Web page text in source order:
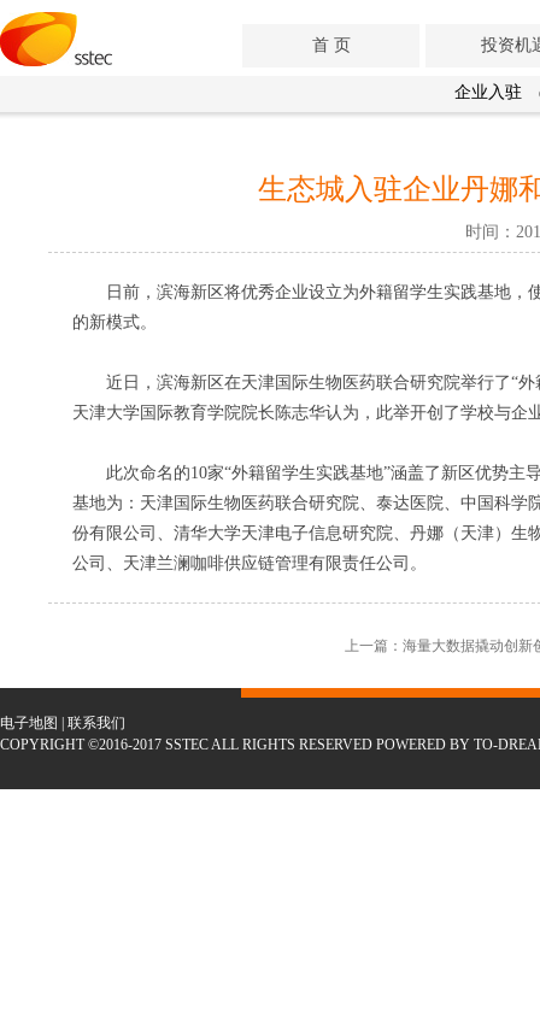
首 页 投资机
企业入驻
生态城入驻企业丹娜
时间：
日前，滨海新区将优秀企业设立为外籍留学生实践基地，
的新模式。
近日，滨海新区在天津国际生物医药联合研究院举行了“外
天津大学国际教育学院院长陈志华认为，此举开创了学校与
此次命名的10家“外籍留学生实践基地”涵盖了新区优势主
基地为：天津国际生物医药联合研究院、泰达医院、中国科
份有限公司、清华大学天津电子信息研究院、丹娜（天津）
公司、天津兰澜咖啡供应链管理有限责任公司。
上一篇：海量大数据撬动创新
电子地图
联系我们
COPYRIGHT ©2016-2017 SSTEC ALL RIGHTS RESERVED POWERED BY TO-